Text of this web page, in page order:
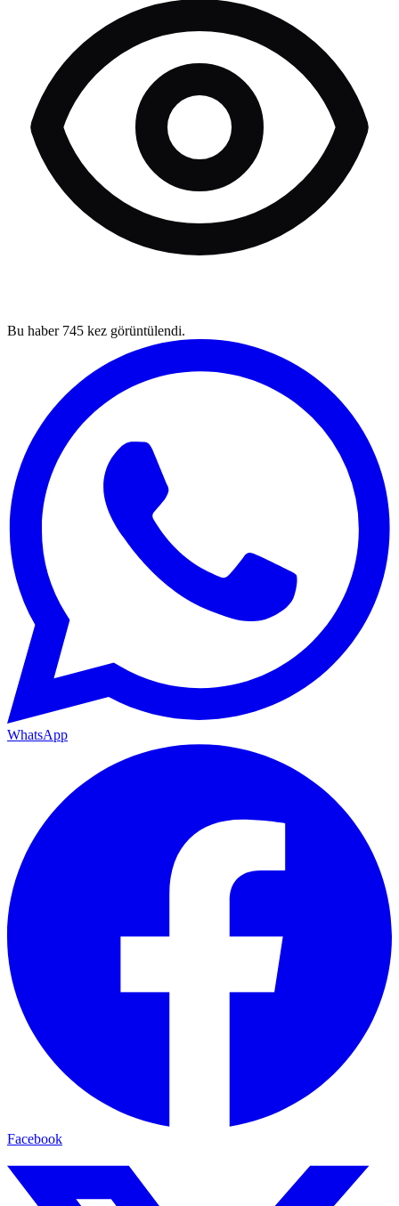
Bu haber 745 kez görüntülendi.
WhatsApp
Facebook